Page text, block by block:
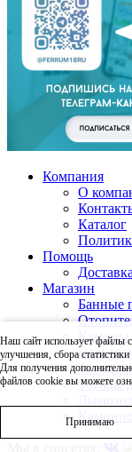
Компания
О
Каталог
Помощь
Магазин
Банные
Камины
Товары
Наш сайт использует файлы
улучшения, сбора
Для получения
файлов cookie вы можете
Принимаю